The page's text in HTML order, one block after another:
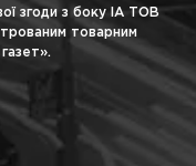
згоди з боку ІА ТОВ
товарним